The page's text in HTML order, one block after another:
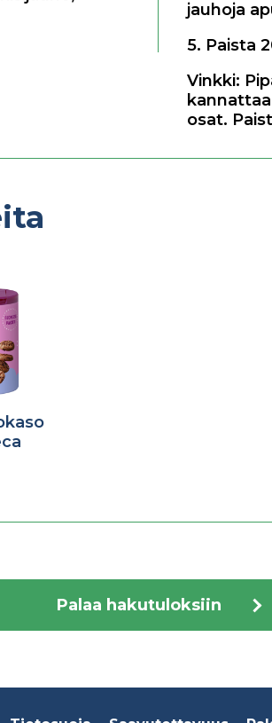
jauhoja
5. Paista
Vinkki:
osat.
Palaa hakutuloksiin